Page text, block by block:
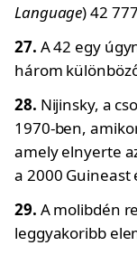
Language) 42
27. A 42 egy
három
28. Nijinsky, a
1970-ben,
amely elnyerte
a 2000 Guineast
29. A molibdén
leggyakoribb